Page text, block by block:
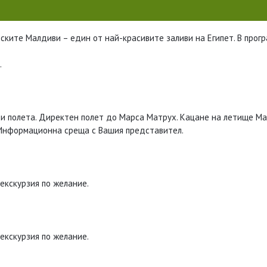
Малдиви – един от най-красивите заливи на Египет. В
полета. Директен полет до Марса Матрух. Кацане на летище
среща с Вашия представител.
по желание.
по желание.